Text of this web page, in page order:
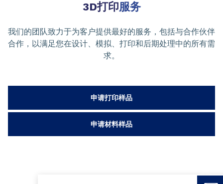
3D打印服务
我们的团队致力于为客户提供最好的服务，包括与合作伙伴
合作，以满足您在设计、模拟、打印和后期处理中的所有需
求。
申请打印样品
申请材料样品